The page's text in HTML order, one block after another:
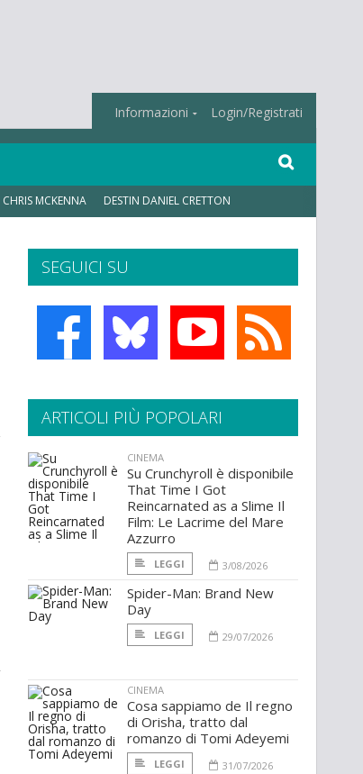
Informazioni Login/Registrati
CHRIS MCKENNA DESTIN DANIEL CRETTON
SEGUICI SU
ARTICOLI PIÙ POPOLARI
CINEMA
Su Crunchyroll è disponibile
That Time I Got
Reincarnated as a Slime Il
Film: Le Lacrime del Mare
Azzurro
LEGGI 3/08/2026
Spider-Man: Brand New
Day
LEGGI 29/07/2026
CINEMA
Cosa sappiamo de Il regno
di Orisha, tratto dal
romanzo di Tomi Adeyemi
LEGGI
31/07/2026